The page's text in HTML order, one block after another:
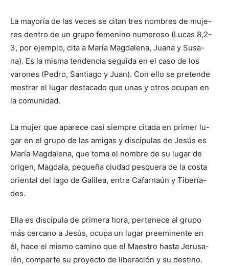
La mayoría de las veces se citan tres nombres de muje-
res dentro de un grupo femenino numeroso (Lucas 8,2-
3, por ejemplo, cita a María Magdalena, Juana y Susa-
na). Es la misma tendencia seguida en el caso de los
varones (Pedro, Santiago y Juan). Con ello se pretende
mostrar el lugar destacado que unas y otros ocupan en
la comunidad.
La mujer que aparece casi siempre citada en primer lu-
gar en el grupo de las amigas y discípulas de Jesús es
María Magdalena, que toma el nombre de su lugar de
origen, Magdala, pequeña ciudad pesquera de la costa
oriental del lago de Galilea, entre Cafarnaún y Tibería-
des.
Ella es discípula de primera hora, pertenece al grupo
más cercano a Jesús, ocupa un lugar preeminente en
él, hace el mismo camino que el Maestro hasta Jerusa-
lén, comparte su proyecto de liberación y su destino.